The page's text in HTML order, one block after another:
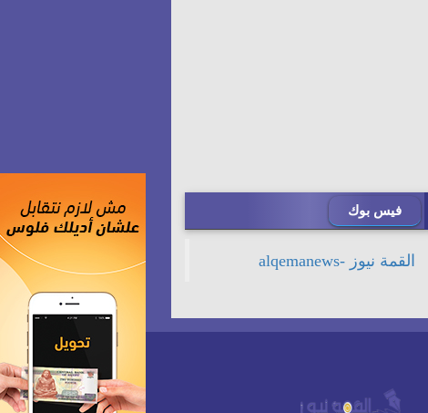
فيس بوك